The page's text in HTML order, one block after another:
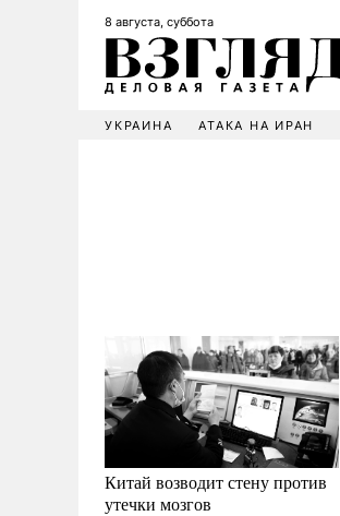
8 августа, суббота
УКРАИНА АТАКА НА ИРАН
Китай возводит стену против
утечки мозгов